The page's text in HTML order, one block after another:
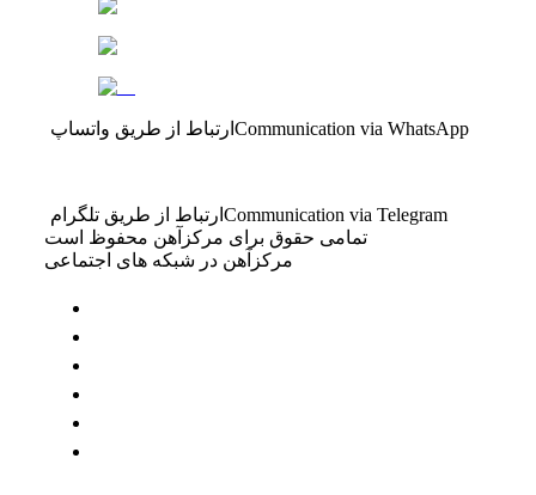
ارتباط از طریق واتساپ Communication via WhatsApp
ارتباط از طریق تلگرام Communication via Telegram
تمامی حقوق برای مرکزآهن محفوظ است
مرکزآهن در شبکه های اجتماعی